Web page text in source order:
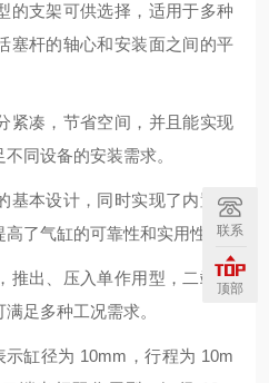
的支架可供选择，适用于多种
塞杆的轴心和安装面之间的平
紧凑，节省空间，并且能实现
同设备的安装需求。
基本设计，同时实现了内置橡
了气缸的可靠性和实用性。
推出、压入单作用型，二端出
足多种工况需求。
缸径为 10mm，行程为 10m
联系
顶部